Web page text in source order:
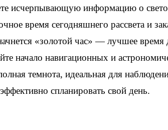
исчерпывающую информацию о
время сегодняшнего рассвета и
«золотой час» — лучшее
начало навигационных и
темнота, идеальная для
спланировать свой день.